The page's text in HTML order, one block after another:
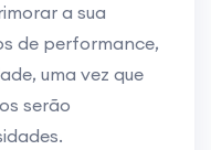
a sua
de performance,
uma vez que
serão